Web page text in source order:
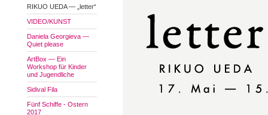
RIKUO UEDA — „letter“
VIDEO/KUNST
Daniela Georgieva —
Quiet please
ArtBox — Ein
Workshop für Kinder
und Jugendliche
Sidival Fila
Fünf Schiffe - Ostern
2017